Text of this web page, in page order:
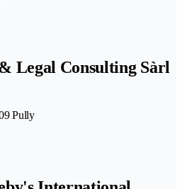
Legal Consulting Sàrl
Pully